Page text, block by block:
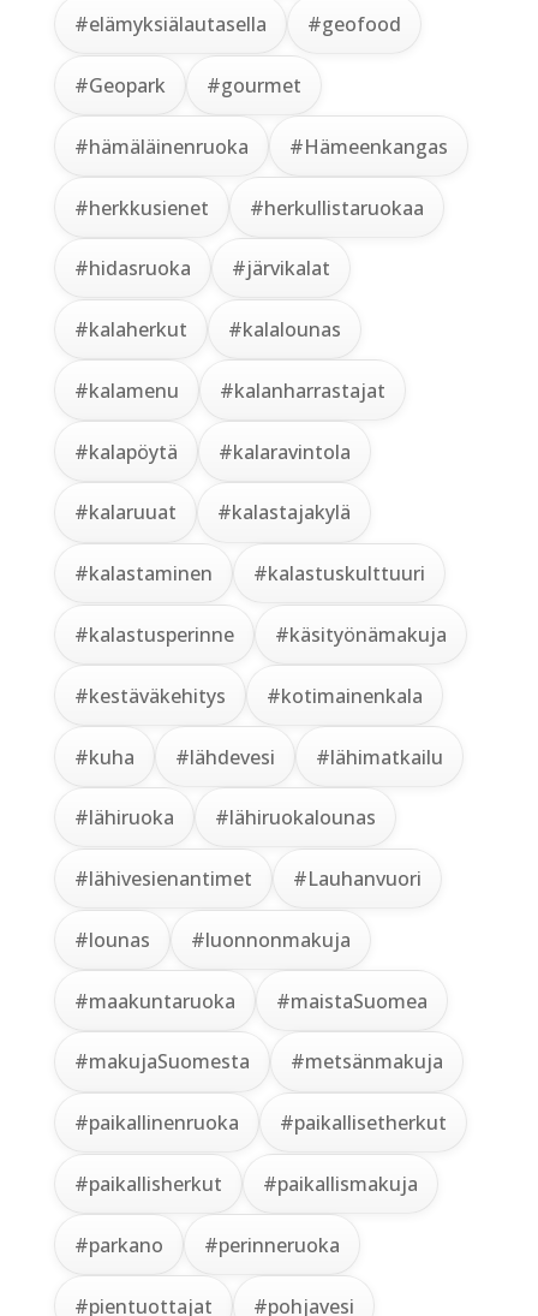
#elämyksiälautasella #geofood
#Geopark #gourmet
#hämäläinenruoka #Hämeenkangas
#herkkusienet #herkullistaruokaa
#hidasruoka #järvikalat
#kalaherkut #kalalounas
#kalamenu #kalanharrastajat
#kalapöytä #kalaravintola
#kalaruuat #kalastajakylä
#kalastaminen #kalastuskulttuuri
#kalastusperinne #käsityönämakuja
#kestäväkehitys #kotimainenkala
#kuha #lähdevesi #lähimatkailu
#lähiruoka #lähiruokalounas
#lähivesienantimet #Lauhanvuori
#lounas #luonnonmakuja
#maakuntaruoka #maistaSuomea
#makujaSuomesta #metsänmakuja
#paikallinenruoka #paikallisetherkut
#paikallisherkut #paikallismakuja
#parkano #perinneruoka
#pientuottajat #pohjavesi